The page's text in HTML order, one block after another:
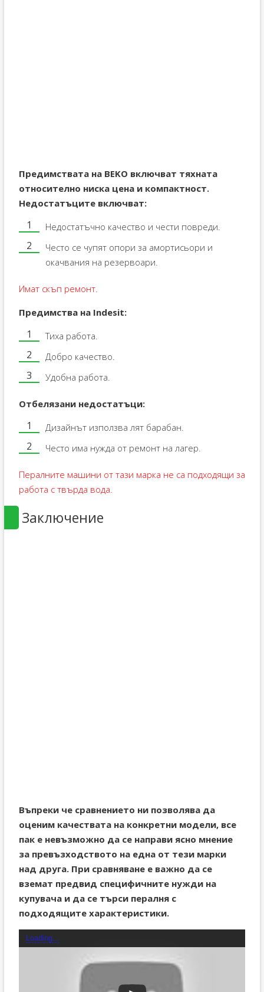
Предимствата на BEKO включват тяхната
относително ниска цена и компактност.
Недостатъците включват:
Недостатъчно качество и чести повреди.
Често се чупят опори за амортисьори и
окачвания на резервоари.
Имат скъп ремонт.
Предимства на Indesit:
Тиха работа.
Добро качество.
Удобна работа.
Отбелязани недостатъци:
Дизайнът използва лят барабан.
Често има нужда от ремонт на лагер.
Пералните машини от тази марка не са подходящи за
работа с твърда вода.
Заключение
Въпреки че сравнението ни позволява да
оценим качествата на конкретни модели, все
пак е невъзможно да се направи ясно мнение
за превъзходството на една от тези марки
над друга. При сравняване е важно да се
вземат предвид специфичните нужди на
купувача и да се търси пералня с
подходящите характеристики.
Loading...